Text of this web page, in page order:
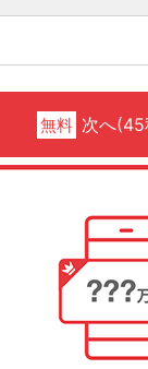
無料 次へ